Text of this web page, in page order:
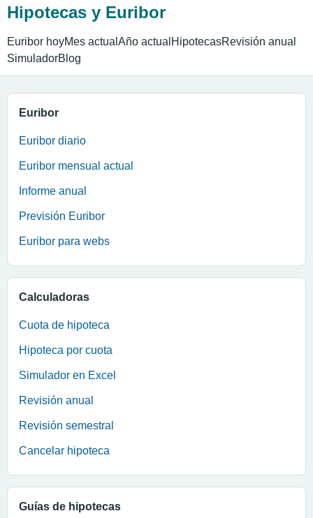
Hipotecas y Euribor
Euribor hoyMes actual Año actual HipotecasRevisión anual
SimuladorBlog
Euribor
Euribor diario
Euribor mensual actual
Informe anual
Previsión Euribor
Euribor para webs
Calculadoras
Cuota de hipoteca
Hipoteca por cuota
Simulador en Excel
Revisión anual
Revisión semestral
Cancelar hipoteca
Guías de hipotecas